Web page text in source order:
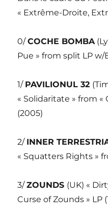
« Extrême-Droite,
0/COCHE BOMBA
Pue » from split LP w/
1/ PAVILIONUL 32
« Solidaritate » from «
(2005)
2/ INNER
« Squatters Rights »
3/ZOUNDS (UK) «
Curse of Zounds » LP